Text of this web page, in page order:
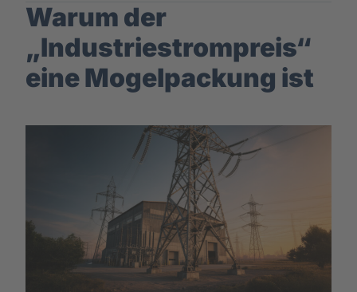
Warum der
„Industriestrompreis“
eine Mogelpackung ist